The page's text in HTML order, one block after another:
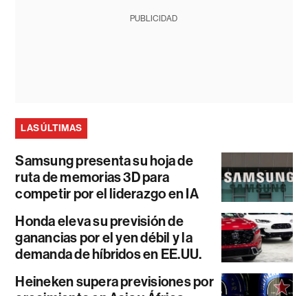
PUBLICIDAD
LAS ÚLTIMAS
Samsung presenta su hoja de
ruta de memorias 3D para
competir por el liderazgo en IA
Honda eleva su previsión de
ganancias por el yen débil y la
demanda de híbridos en EE.UU.
Heineken supera previsiones por